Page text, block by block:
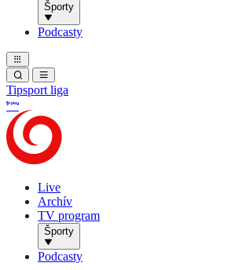
Športy
Podcasty
Tipsport liga
Live
Archív
TV program
Športy
Podcasty